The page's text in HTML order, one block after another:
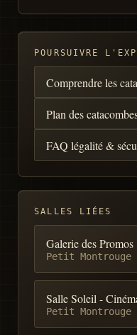
POURSUIVRE
Comprendre les
Plan des
FAQ légalité &
SALLES LIÉES
Galerie des Promos
Petit Montrouge
Salle Soleil -
Petit Montrouge